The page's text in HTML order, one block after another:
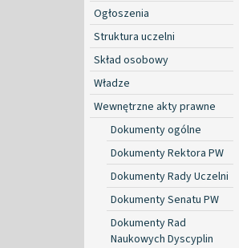
Ogłoszenia
Struktura uczelni
Skład osobowy
Władze
Wewnętrzne akty prawne
Dokumenty ogólne
Dokumenty Rektora PW
Dokumenty Rady Uczelni
Dokumenty Senatu PW
Dokumenty Rad
Naukowych Dyscyplin